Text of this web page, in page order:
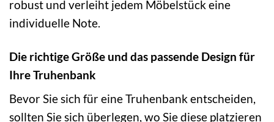
robust und verleiht jedem Möbelstück eine
individuelle Note.
Die richtige Größe und das passende Design für
Ihre Truhenbank
Bevor Sie sich für eine Truhenbank entscheiden,
sollten Sie sich überlegen, wo Sie diese platzieren